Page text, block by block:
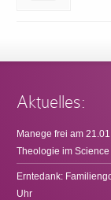
Aktuelles:
Manege frei am
Theologie im
Erntedank:
Uhr